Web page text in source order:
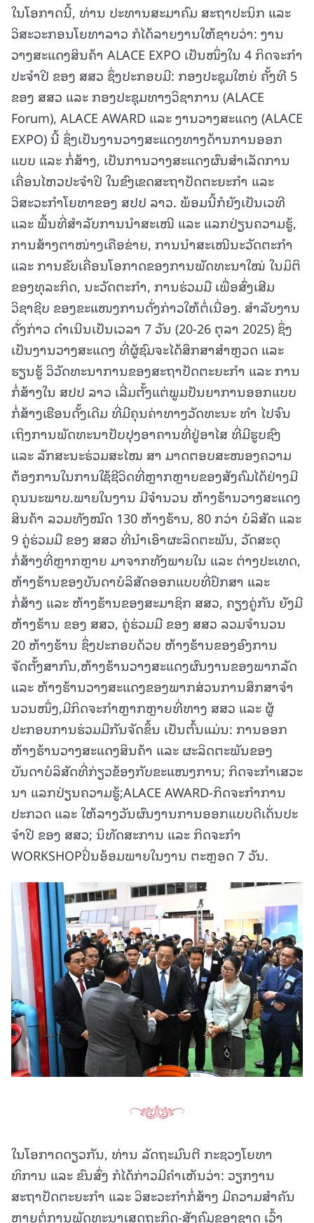
ໃນໂອກາດນີ້, ທ່ານ ປະທານສະມາຄົມ ສະຖາປະນິກ ແລະ
ວິສະວະກອນໂຍທາລາວ ກໍໄດ້ລາຍງານໃຫ້ຊາບວ່າ: ງານ
ວາງສະແດງສິນຄ້າ ALACE EXPO ເປັນໜຶ່ງໃນ 4 ກິດຈະກໍາ
ປະຈໍາປີ ຂອງ ສສວ ຊຶ່ງປະກອບມີ: ກອງປະຊຸມໃຫຍ່ ຄັ້ງທີ 5
ຂອງ ສສວ ແລະ ກອງປະຊຸມທາງວິຊາການ (ALACE
Forum), ALACE AWARD ແລະ ງານວາງສະແດງ (ALACE
EXPO) ນີ້ ຊຶ່ງເປັນງານວາງສະແດງທາງດ້ານການອອກ
ແບບ ແລະ ກໍ່ສ້າງ, ເປັນການວາງສະແດງຜົນສໍາເລັດການ
ເຄື່ອນໄຫວປະຈໍາປີ ໃນຂົງເຂດສະຖາປັດຕະຍະກຳ ແລະ
ວິສະວະກຳໂຍທາຂອງ ສປປ ລາວ. ພ້ອມນີ້ກໍຍັງເປັນເວທີ
ແລະ ພື້ນທີ່ສຳລັບການນຳສະເໜີ ແລະ ແລກປ່ຽນຄວາມຮູ້,
ການສ້າງຕາໜ່າງເຄືອຂ່າຍ, ການນໍາສະເໜີນະວັດຕະກໍາ
ແລະ ການຂັບເຄື່ອນໂອກາດຂອງການພັດທະນາໃໝ່ ໃນມິຕິ
ຂອງທຸລະກິດ, ນະວັດຕະກຳ, ການຮ່ວມມື ເພື່ອສົ່ງເສີມ
ວິຊາຊີບ ຂອງຂະແໜງການດັ່ງກ່າວໃຫ້ຕໍ່ເນື່ອງ. ສຳລັບງານ
ດັ່ງກ່າວ ດໍາເນີນເປັນເວລາ 7 ວັນ (20-26 ຕຸລາ 2025) ຊຶ່ງ
ເປັນງານວາງສະແດງ ທີ່ຜູ້ຊົມຈະໄດ້ສຶກສາສໍາຫຼວດ ແລະ
ຮຽນຮູ້ ວິວັດທະນາການຂອງສະຖາປັດຕະຍະກໍາ ແລະ ການ
ກໍ່ສ້າງໃນ ສປປ ລາວ ເລີ່ມຕັ້ງແຕ່ພູມປັນຍາການອອກແບບ
ກໍ່ສ້າງເຮືອນດັ້ງເດີມ ທີ່ມີຄຸນຄ່າທາງວັດທະນະ ທຳ ໄປຈົນ
ເຖິງການພັດທະນາປັບປຸງອາຄານທີ່ຢູ່ອາໄສ ທີ່ມີຮູບຊົງ
ແລະ ລັກສະນະຮ່ວມສະໄໝ ສາ ມາດຕອບສະໜອງຄວາມ
ຕ້ອງການໃນການໃຊ້ຊີວິດທີ່ຫຼາກຫຼາຍຂອງສັງຄົມໄດ້ຢ່າງມີ
ຄຸນນະພາບ.ພາຍໃນງານ ມີຈຳນວນ ຫ້າງຮ້ານວາງສະແດງ
ສິນຄ້າ ລວມທັງໝົດ 130 ຫ້າງຮ້ານ, 80 ກວ່າ ບໍລິສັດ ແລະ
9 ຄູ່ຮ່ວມມື ຂອງ ສສວ ທີ່ນໍາເອົາຜະລິດຕະພັນ, ວັດສະດຸ
ກໍ່ສ້າງທີ່ຫຼາກຫຼາຍ ມາຈາກທັງພາຍໃນ ແລະ ຕ່າງປະເທດ,
ຫ້າງຮ້ານຂອງບັນດາບໍລິສັດອອກແບບທີ່ປຶກສາ ແລະ
ກໍ່ສ້າງ ແລະ ຫ້າງຮ້ານຂອງສະມາຊິກ ສສວ, ຄຽງຄູ່ກັນ ຍັງມີ
ຫ້າງຮ້ານ ຂອງ ສສວ, ຄູ່ຮ່ວມມື ຂອງ ສສວ ລວມຈຳນວນ
20 ຫ້າງຮ້ານ ຊຶ່ງປະກອບດ້ວຍ ຫ້າງຮ້ານຂອງອົງການ
ຈັດຕັ້ງສາກົນ,ຫ້າງຮ້ານວາງສະແດງຜົນງານຂອງພາກລັດ
ແລະ ຫ້າງຮ້ານວາງສະແດງຂອງພາກສ່ວນການສຶກສາຈໍາ
ນວນໜຶ່ງ,ມີກິດຈະກຳຫຼາກຫຼາຍທີ່ທາງ ສສວ ແລະ ຜູ້
ປະກອບການຮ່ວມມືກັນຈັດຂຶ້ນ ເປັນຕົ້ນແມ່ນ: ການອອກ
ຫ້າງຮ້ານວາງສະແດງສິນຄ້າ ແລະ ຜະລິດຕະພັນຂອງ
ບັນດາບໍລິສັດທີ່ກ່ຽວຂ້ອງກັບຂະແໜງການ; ກິດຈະກໍາເສວະ
ນາ ແລກປ່ຽນຄວາມຮູ້;ALACE AWARD-ກິດຈະກໍາການ
ປະກວດ ແລະ ໃຫ້ລາງວັນຜົນງານການອອກແບບດີເດັ່ນປະ
ຈໍາປີ ຂອງ ສສວ; ນິທັດສະການ ແລະ ກິດຈະກໍາ
WORKSHOPປິ່ນອ້ອມພາຍໃນງານ ຕະຫຼອດ 7 ວັນ.
ໃນໂອກາດດຽວກັນ, ທ່ານ ລັດຖະມົນຕີ ກະຊວງໂຍທາ
ທິການ ແລະ ຂົນສົ່ງ ກໍໄດ້ກ່າວມີຄຳເຫັນວ່າ: ວຽກງານ
ສະຖາປັດຕະຍະກຳ ແລະ ວິສະວະກຳກໍ່ສ້າງ ມີຄວາມສໍາຄັນ
ຫຼາຍຕໍ່ການພັດທະນາເສດຖະກິດ-ສັງຄົມຂອງຊາດ ເວົ້າ